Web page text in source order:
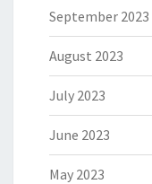
September 2023
August 2023
July 2023
June 2023
May 2023